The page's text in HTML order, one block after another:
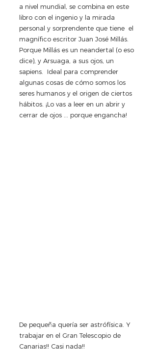
a nivel mundial, se combina en este
libro con el ingenio y la mirada
personal y sorprendente que tiene  el
magnífico escritor Juan José Millás.
Porque Millás es un neandertal (o eso
dice), y Arsuaga, a sus ojos, un
sapiens.  Ideal para comprender
algunas cosas de cómo somos los
seres humanos y el origen de ciertos
hábitos. ¡Lo vas a leer en un abrir y
cerrar de ojos ... porque engancha!
De pequeña quería ser astrófísica. Y
trabajar en el Gran Telescopio de
Canarias!! Casi nada!!